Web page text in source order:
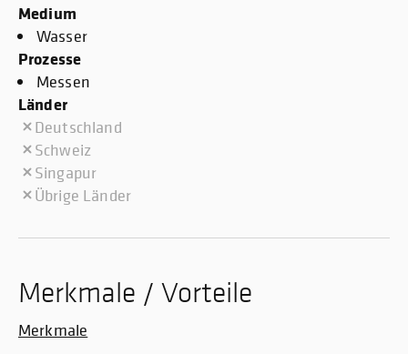
Medium
Wasser
Prozesse
Messen
Länder
Deutschland
Schweiz
Singapur
Übrige Länder
Merkmale / Vorteile
Merkmale